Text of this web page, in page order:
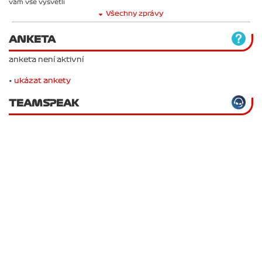
vám vše vysvětlí
Všechny zprávy
ANKETA
anketa není aktivní
• ukázat ankety
TEAMSPEAK